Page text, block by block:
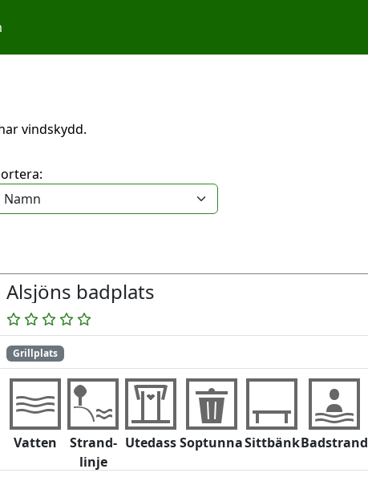
vindskydd.
Alsjöns badplats
Grillplats
Vatten
Strand-
linje
UtedassSoptunnaSittbänkBadstrand